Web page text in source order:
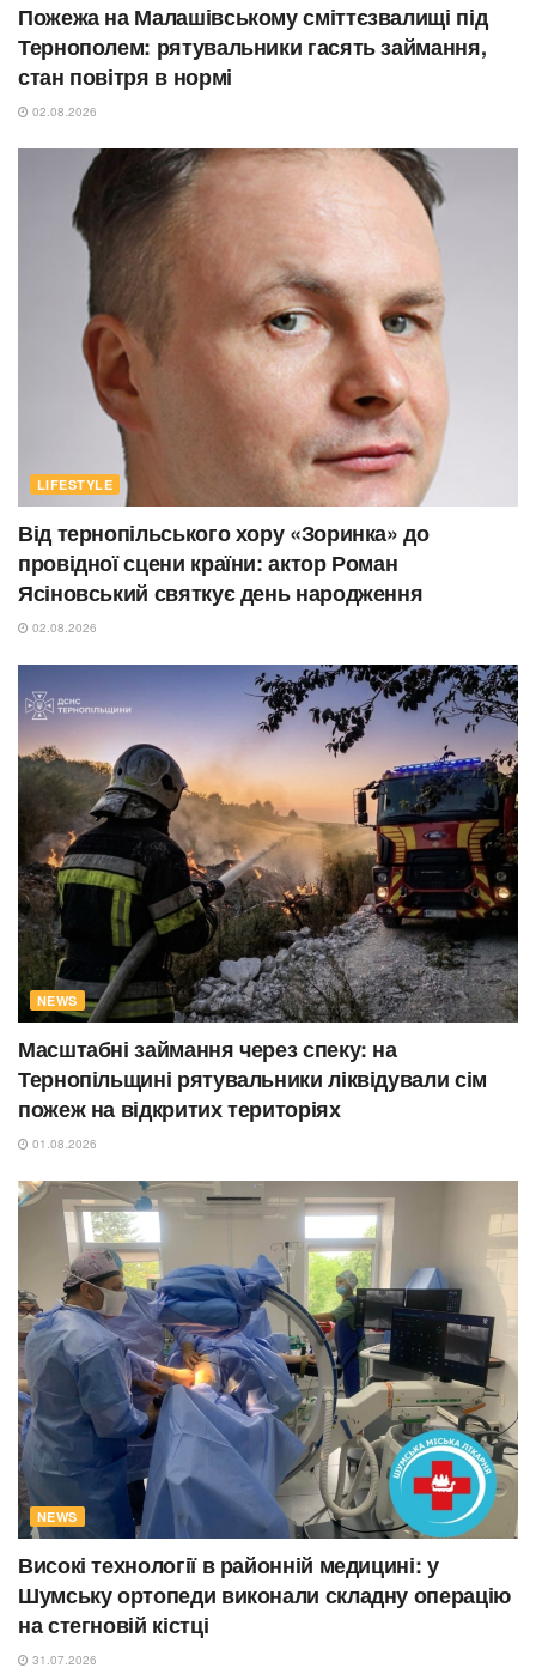
Пожежа на Малашівському сміттєзвалищі під
Тернополем: рятувальники гасять займання,
стан повітря в нормі
02.08.2026
LIFESTYLE
Від тернопільського хору «Зоринка» до
провідної сцени країни: актор Роман
Ясіновський святкує день народження
02.08.2026
NEWS
Масштабні займання через спеку: на
Тернопільщині рятувальники ліквідували сім
пожеж на відкритих територіях
01.08.2026
NEWS
Високі технології в районній медицині: у
Шумську ортопеди виконали складну операцію
на стегновій кістці
31.07.2026